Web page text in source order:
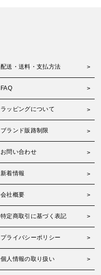
配送・送料・支払方法
FAQ
ラッピングについて
ブランド販路制限
お問い合わせ
新着情報
会社概要
特定商取引に基づく表記
プライバシーポリシー
個人情報の取り扱い